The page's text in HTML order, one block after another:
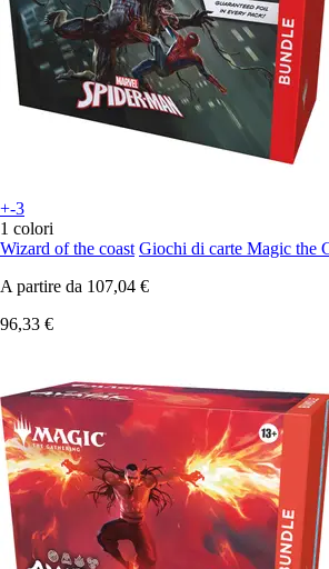
+-3
1 colori
Wizard of the coast Giochi di carte Magic the
A partire da 107,04 €
96,33 €